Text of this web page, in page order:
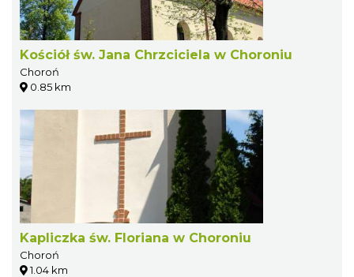
Kościół św. Jana Chrzciciela w Choroniu
Choroń
0.85 km
Kapliczka św. Floriana w Choroniu
Choroń
1.04 km